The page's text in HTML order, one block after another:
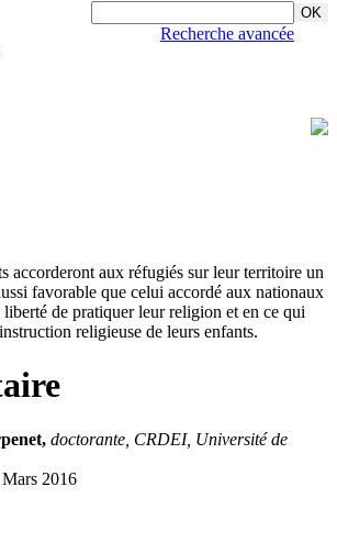
Recherche avancée
accorderont aux réfugiés sur leur territoire un
favorable que celui accordé aux nationaux
de pratiquer leur religion et en ce qui
religieuse de leurs enfants.
doctorante, CRDEI, Université de
2016